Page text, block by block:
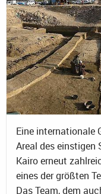
Eine internationale
Areal des einstigen
Kairo erneut
eines der größten
Das Team, dem